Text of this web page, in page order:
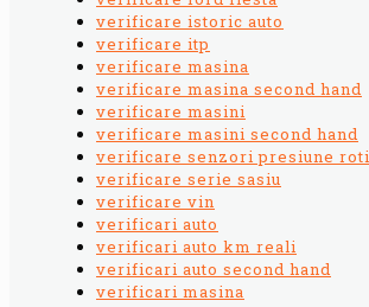
verificare istoric auto
verificare itp
verificare masina
verificare masina second hand
verificare masini
verificare masini second hand
verificare senzori presiune roti
verificare serie sasiu
verificare vin
verificari auto
verificari auto km reali
verificari auto second hand
verificari masina